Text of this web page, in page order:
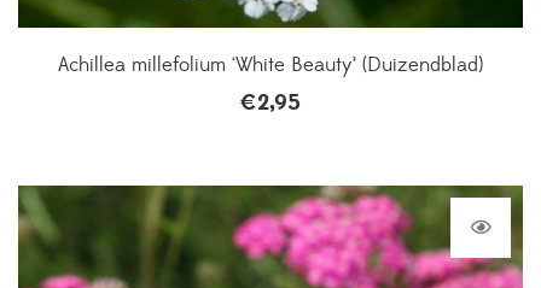
Achillea millefolium ‘White Beauty’ (Duizendblad)
€2,95